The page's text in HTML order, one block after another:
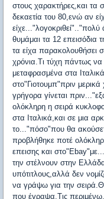
στους χαρακτήρες,και τα
δεκαετία του 80,ενώ αν
θυμάμαι τα 12 επεισόδια
τα είχα παρακολουθήσει
χρόνια.Τι τύχη πάντως
μεταφρασμένα στα
στο"Γιοτουμπ"πριν
γρήγορα γίνεται
ολόκληρη η σειρά
στα Ιταλικά,και σε μια
το..."πόσο"που θα
προβλήθηκε ποτέ
επεισης και
την στέλνουν στην
υπότιτλους,αλλά δεν
να γράψω για την
που έγραψα.Τις